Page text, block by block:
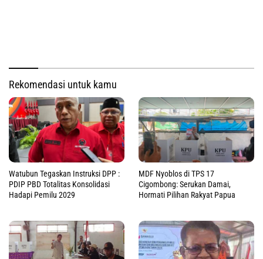
Rekomendasi untuk kamu
Watubun Tegaskan Instruksi DPP :
PDIP PBD Totalitas Konsolidasi
Hadapi Pemilu 2029
MDF Nyoblos di TPS 17
Cigombong: Serukan Damai,
Hormati Pilihan Rakyat Papua